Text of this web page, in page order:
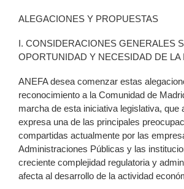
ALEGACIONES Y PROPUESTAS
I. CONSIDERACIONES GENERALES
OPORTUNIDAD Y NECESIDAD DE LA
ANEFA desea comenzar estas
reconocimiento a la Comunidad de
marcha de esta iniciativa legislativa, que
expresa una de las principales
compartidas actualmente por las
Administraciones Públicas y las
creciente complejidad regulatoria y
afecta al desarrollo de la actividad